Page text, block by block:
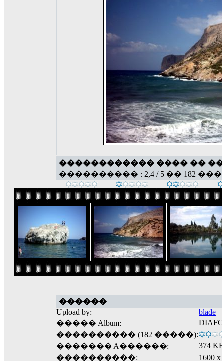
������������ ���� ��
���������� : 2,4 / 5 �� 182
������
Upload by:
blade
����� Album:
���������� (182 �����):
������� A������:
374
����������:
1600